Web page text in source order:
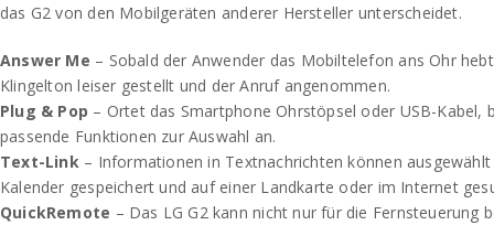
das G2 von den Mobilgeräten anderer Hersteller unterscheidet.
Answer Me – Sobald der Anwender das Mobiltelefon ans Ohr
Klingelton leiser gestellt und der Anruf angenommen.
Plug & Pop – Ortet das Smartphone Ohrstöpsel oder USB-Kabel,
passende Funktionen zur Auswahl an.
Text-Link– Informationen in Textnachrichten können
Kalender gespeichert und auf einer Landkarte oder im Internet
QuickRemote – Das LG G2 kann nicht nur für die Fernsteuerung